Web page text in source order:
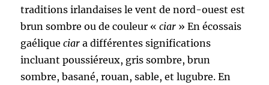
traditions irlandaises le vent de nord-ouest est
brun sombre ou de couleur «ciar » En écossais
gaéliqueciar a différentes significations
incluant poussiéreux, gris sombre, brun
sombre, basané, rouan, sable, et lugubre. En